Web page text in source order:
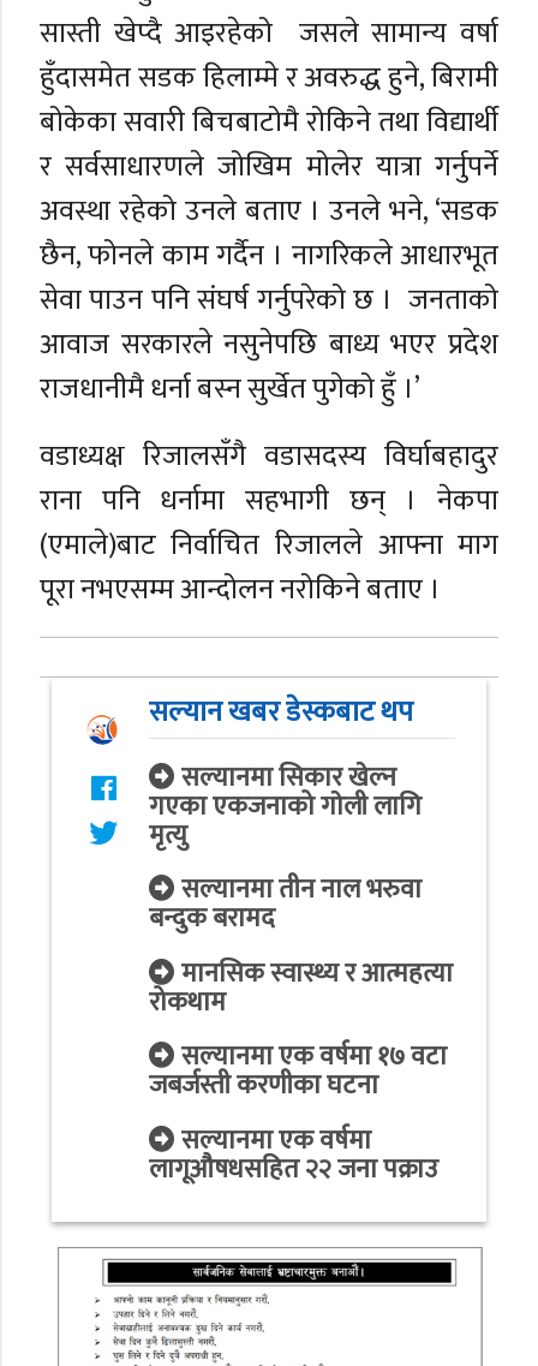
सास्ती खेप्दै आइरहेको जसले सामान्य वर्षा
हुँदासमेत सडक हिलाम्मे र अवरुद्ध हुने, बिरामी
बोकेका सवारी बिचबाटोमै रोकिने तथा विद्यार्थी
र सर्वसाधारणले जोखिम मोलेर यात्रा गर्नुपर्ने
अवस्था रहेको उनले बताए । उनले भने, ‘सडक
छैन, फोनले काम गर्दैन । नागरिकले आधारभूत
सेवा पाउन पनि संघर्ष गर्नुपरेको छ । जनताको
आवाज सरकारले नसुनेपछि बाध्य भएर प्रदेश
राजधानीमै धर्ना बस्न सुर्खेत पुगेको हुँ ।’
वडाध्यक्ष रिजालसँगै वडासदस्य विर्घाबहादुर
राना पनि धर्नामा सहभागी छन् । नेकपा
(एमाले)बाट निर्वाचित रिजालले आफ्ना माग
पूरा नभएसम्म आन्दोलन नरोकिने बताए ।
सल्यान खबर डेस्कबाट थप
सल्यानमा सिकार खेल्न
गएका एकजनाको गाेली लागि
मृत्यु
सल्यानमा तीन नाल भरुवा
बन्दुक बरामद
मानसिक स्वास्थ्य र आत्महत्या
रोकथाम
सल्यानमा एक वर्षमा १७ वटा
जबर्जस्ती करणीका घटना
सल्यानमा एक वर्षमा
लागूऔषधसहित २२ जना पक्राउ